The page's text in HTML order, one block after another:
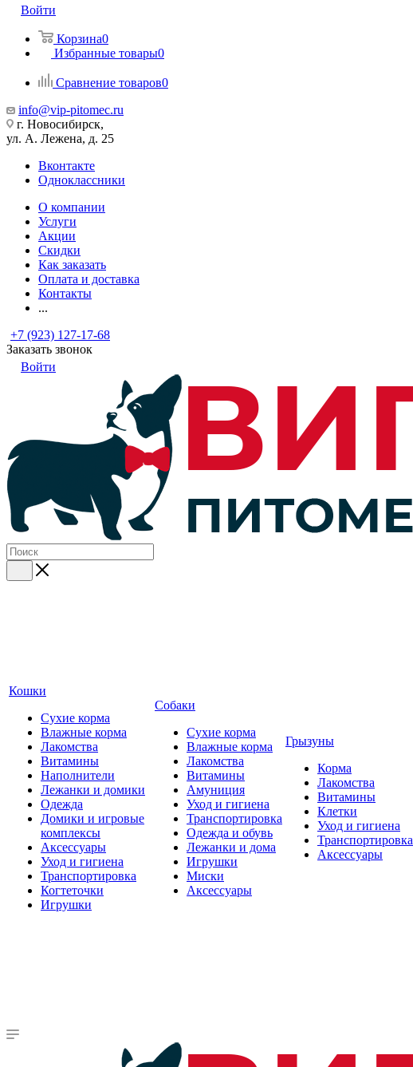
Войти
Корзина0
Избранные товары0
Сравнение товаров0
info@vip-pitomec.ru
г. Новосибирск,
ул. А. Лежена, д. 25
Вконтакте
Одноклассники
О компании
Услуги
Акции
Скидки
Как заказать
Оплата и доставка
Контакты
...
+7 (923) 127-17-68
Заказать звонок
Войти
Кошки
Сухие корма
Влажные корма
Лакомства
Витамины
Наполнители
Лежанки и домики
Одежда
Домики и игровые
комплексы
Аксессуары
Уход и гигиена
Транспортировка
Когтеточки
Игрушки
Собаки
Сухие корма
Влажные корма
Лакомства
Витамины
Амуниция
Уход и гигиена
Транспортировка
Одежда и обувь
Лежанки и дома
Игрушки
Миски
Аксессуары
Грызуны
Корма
Лакомства
Витамины
Клетки
Уход и гигиена
Транспортировка
Аксессуары